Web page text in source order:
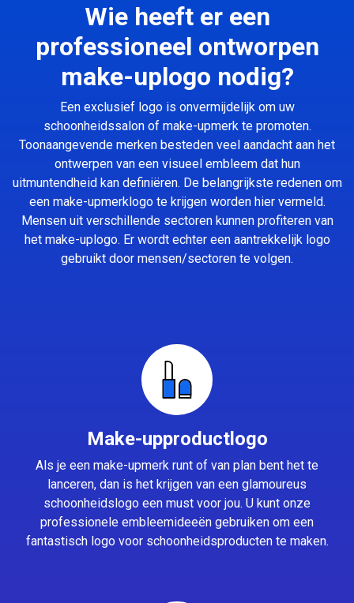
Wie heeft er een
professioneel ontworpen
make-uplogo nodig?
Een exclusief logo is onvermijdelijk om uw
schoonheidssalon of make-upmerk te promoten.
Toonaangevende merken besteden veel aandacht aan het
ontwerpen van een visueel embleem dat hun
uitmuntendheid kan definiëren. De belangrijkste redenen om
een make-upmerklogo te krijgen worden hier vermeld.
Mensen uit verschillende sectoren kunnen profiteren van
het make-uplogo. Er wordt echter een aantrekkelijk logo
gebruikt door mensen/sectoren te volgen.
Make-upproductlogo
Als je een make-upmerk runt of van plan bent het te
lanceren, dan is het krijgen van een glamoureus
schoonheidslogo een must voor jou. U kunt onze
professionele embleemideeën gebruiken om een
fantastisch logo voor schoonheidsproducten te maken.